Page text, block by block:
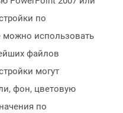
по
использовать
файлов
могут
фон, цветовую
по